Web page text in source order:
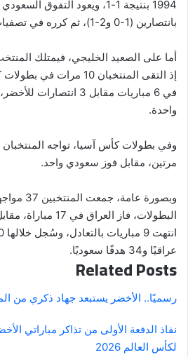
بانتصارين (1-0 و2-1)، ثم كرره في تصفيات 2018.
أما على الصعيد الخليجي، فيمتلك
إذ التقى المنتخبان 10
في 6 مباريات مقابل 3
واحدة.
وفي بطولات كأس آسيا، تواجه
مرتين، مقابل فوز سعودي واحد.
وبصورة
عراقيًا و34 هدفًا سعوديًا.
Related Posts
رسميًا.. الأخضر يستبعد جهاد ذكري من
نفاذ الدفعة الأولى من تذاكر مباراتي
لكأس العالم 2026